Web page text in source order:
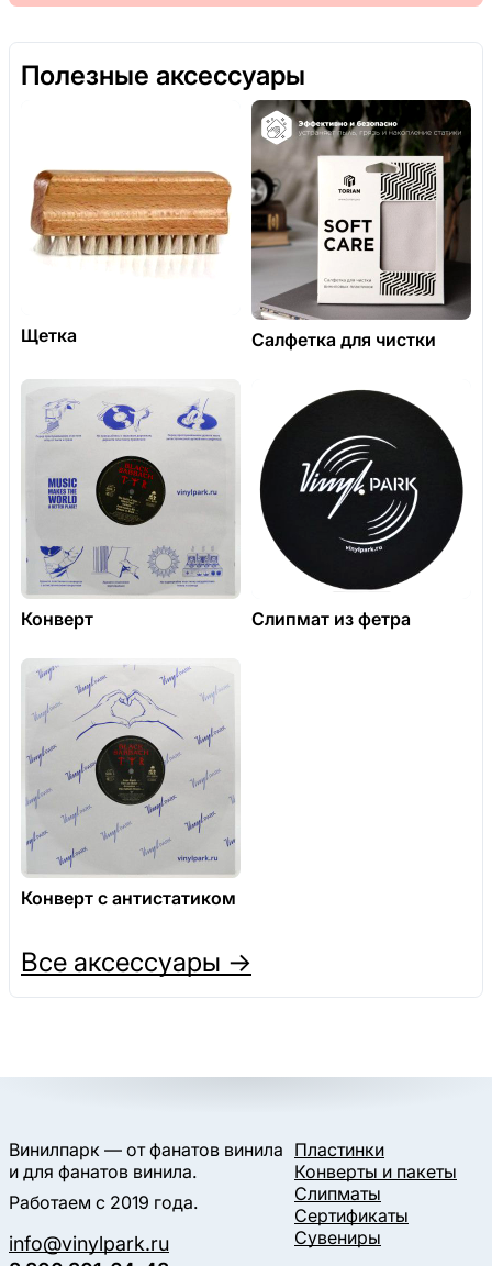
Полезные аксессуары
Щетка Салфетка для чистки
Конверт Слипмат из фетра
Конверт с антистатиком
Все аксессуары →
Винилпарк — от фанатов винила
и для фанатов винила.
Работаем с 2019 года.
info@vinylpark.ru
Пластинки
Конверты и пакеты
Слипматы
Сертификаты
Сувениры